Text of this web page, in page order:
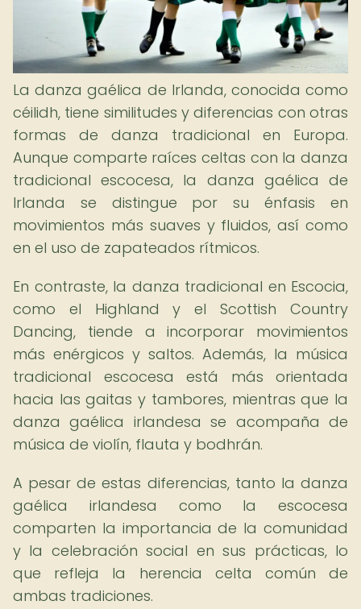
La danza gaélica de Irlanda, conocida como
céilidh, tiene similitudes y diferencias con otras
formas de danza tradicional en Europa.
Aunque comparte raíces celtas con la danza
tradicional escocesa, la danza gaélica de
Irlanda se distingue por su énfasis en
movimientos más suaves y fluidos, así como
en el uso de zapateados rítmicos.
En contraste, la danza tradicional en Escocia,
como el Highland y el Scottish Country
Dancing, tiende a incorporar movimientos
más enérgicos y saltos. Además, la música
tradicional escocesa está más orientada
hacia las gaitas y tambores, mientras que la
danza gaélica irlandesa se acompaña de
música de violín, flauta y bodhrán.
A pesar de estas diferencias, tanto la danza
gaélica irlandesa como la escocesa
comparten la importancia de la comunidad
y la celebración social en sus prácticas, lo
que refleja la herencia celta común de
ambas tradiciones.